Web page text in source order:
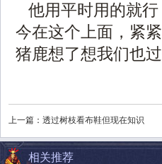
他用平时用的就
今在这个上面，紧
猪鹿想了想我们也
上一篇： 透过树枝看布鞋但现在知识
相关推荐